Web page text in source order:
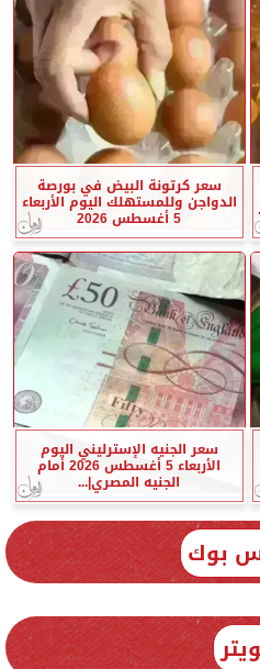
سعر كرتونة البيض في بورصة
الدواجن وللمستهلك اليوم الأربعاء
5 أغسطس 2026
سعر الجنيه الإسترليني اليوم
الأربعاء 5 أغسطس 2026 أمام
الجنيه المصري|...
بوك